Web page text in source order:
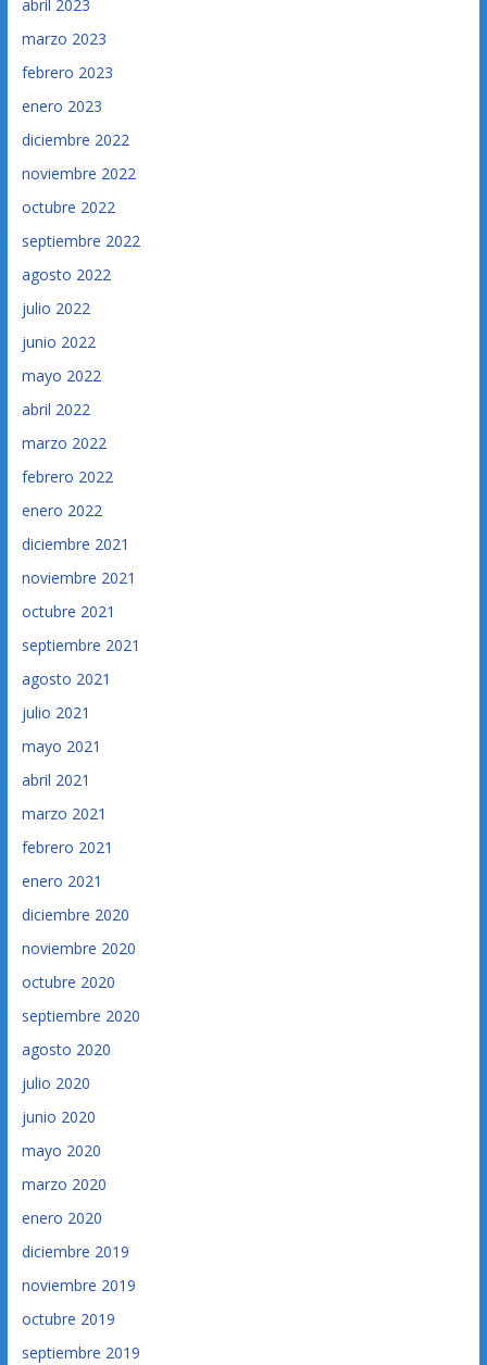
abril 2023
marzo 2023
febrero 2023
enero 2023
diciembre 2022
noviembre 2022
octubre 2022
septiembre 2022
agosto 2022
julio 2022
junio 2022
mayo 2022
abril 2022
marzo 2022
febrero 2022
enero 2022
diciembre 2021
noviembre 2021
octubre 2021
septiembre 2021
agosto 2021
julio 2021
mayo 2021
abril 2021
marzo 2021
febrero 2021
enero 2021
diciembre 2020
noviembre 2020
octubre 2020
septiembre 2020
agosto 2020
julio 2020
junio 2020
mayo 2020
marzo 2020
enero 2020
diciembre 2019
noviembre 2019
octubre 2019
septiembre 2019